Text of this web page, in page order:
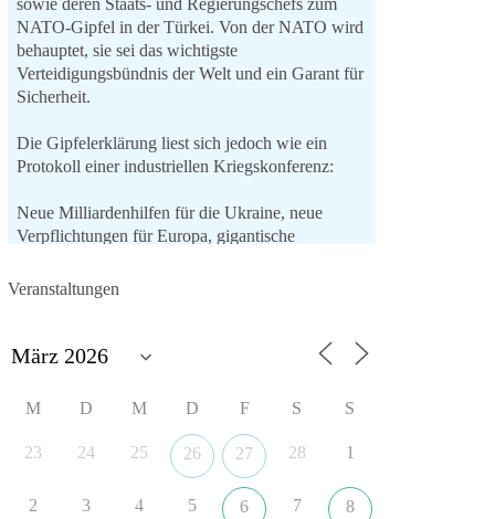
sowie deren Staats- und Regierungschefs zum
NATO-Gipfel in der Türkei. Von der NATO wird
behauptet, sie sei das wichtigste
Verteidigungsbündnis der Welt und ein Garant für
Sicherheit.
Die Gipfelerklärung liest sich jedoch wie ein
Protokoll einer industriellen Kriegskonferenz:
Neue Milliardenhilfen für die Ukraine, neue
Verpflichtungen für Europa, gigantische
Verteidigungsindustrie, Modernisierung der
Forderung, der Iran dürfe keine Kernwaffe
friedensorientierte Politik?
Veranstaltungen
M D M D F S S
23 24 25 26 27 28 1
2 3 4 5 6 7 8